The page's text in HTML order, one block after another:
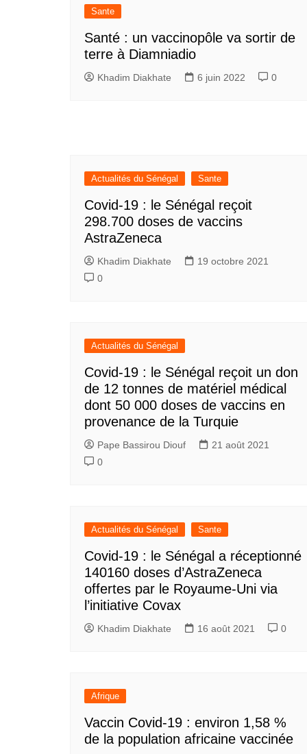
Sante
Santé : un vaccinopôle va sortir de
terre à Diamniadio
Khadim Diakhate 6 juin 2022 0
Actualités du Sénégal Sante
Covid-19 : le Sénégal reçoit
298.700 doses de vaccins
AstraZeneca
Khadim Diakhate
19 octobre 2021
0
Actualités du Sénégal
Covid-19 : le Sénégal reçoit un don
de 12 tonnes de matériel médical
dont 50 000 doses de vaccins en
provenance de la Turquie
Pape Bassirou Diouf
21 août 2021
0
Actualités du Sénégal Sante
Covid-19 : le Sénégal a réceptionné
140160 doses d’AstraZeneca
offertes par le Royaume-Uni via
l’initiative Covax
Khadim Diakhate 16 août 2021 0
Afrique
Vaccin Covid-19 : environ 1,58 %
de la population africaine vaccinée